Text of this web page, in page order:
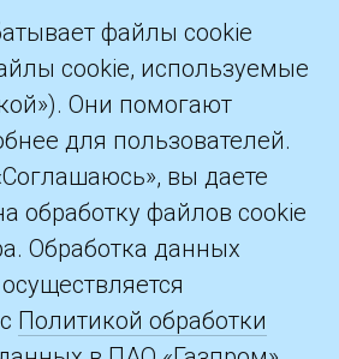
файлы cookie
cookie, используемые
Они помогают
для пользователей.
вы даете
обработку файлов cookie
Обработка данных
Политикой обработки